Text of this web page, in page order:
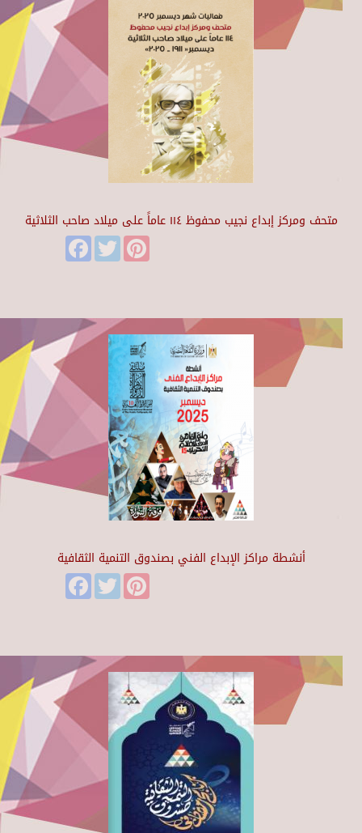
متحف ومركز إبداع نجيب محفوظ ١١٤ عاماً على ميلاد صاحب الثلاثية
FacebookTwitter
أنشطة مراكز الإبداع الفني بصندوق التنمية الثقافية
FacebookTwitter